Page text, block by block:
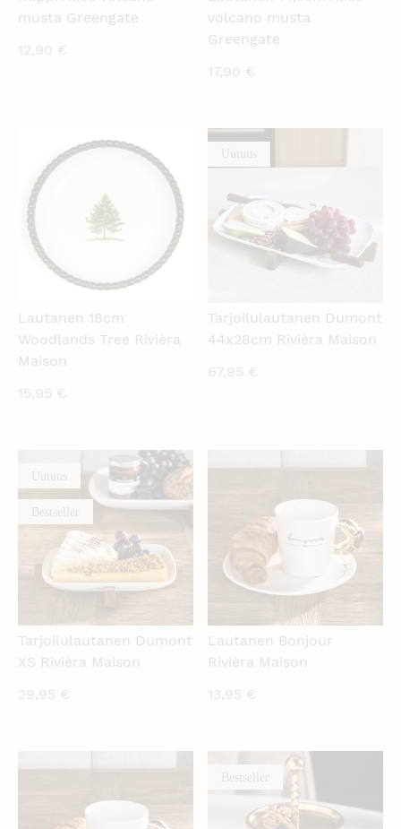
musta Greengate
12,90 €
volcano musta
Greengate
17,90 €
KATSO PIKANÄKYMÄ
Lautanen 18cm
Woodlands Tree Rivièra
Maison
15,95 €
UutuusKATSO PIKANÄKYMÄ
Tarjoilulautanen Dumont
44x28cm Rivièra Maison
67,95 €
Uutuus
Bestseller
KATSO PIKANÄKYMÄ
Tarjoilulautanen Dumont
XS Rivièra Maison
29,95 €
Lautanen Bonjour
Rivièra Maison
13,95 €
BestsellerKATSO PIKANÄKYMÄ